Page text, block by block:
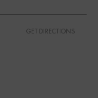
GET DIRECTIONS